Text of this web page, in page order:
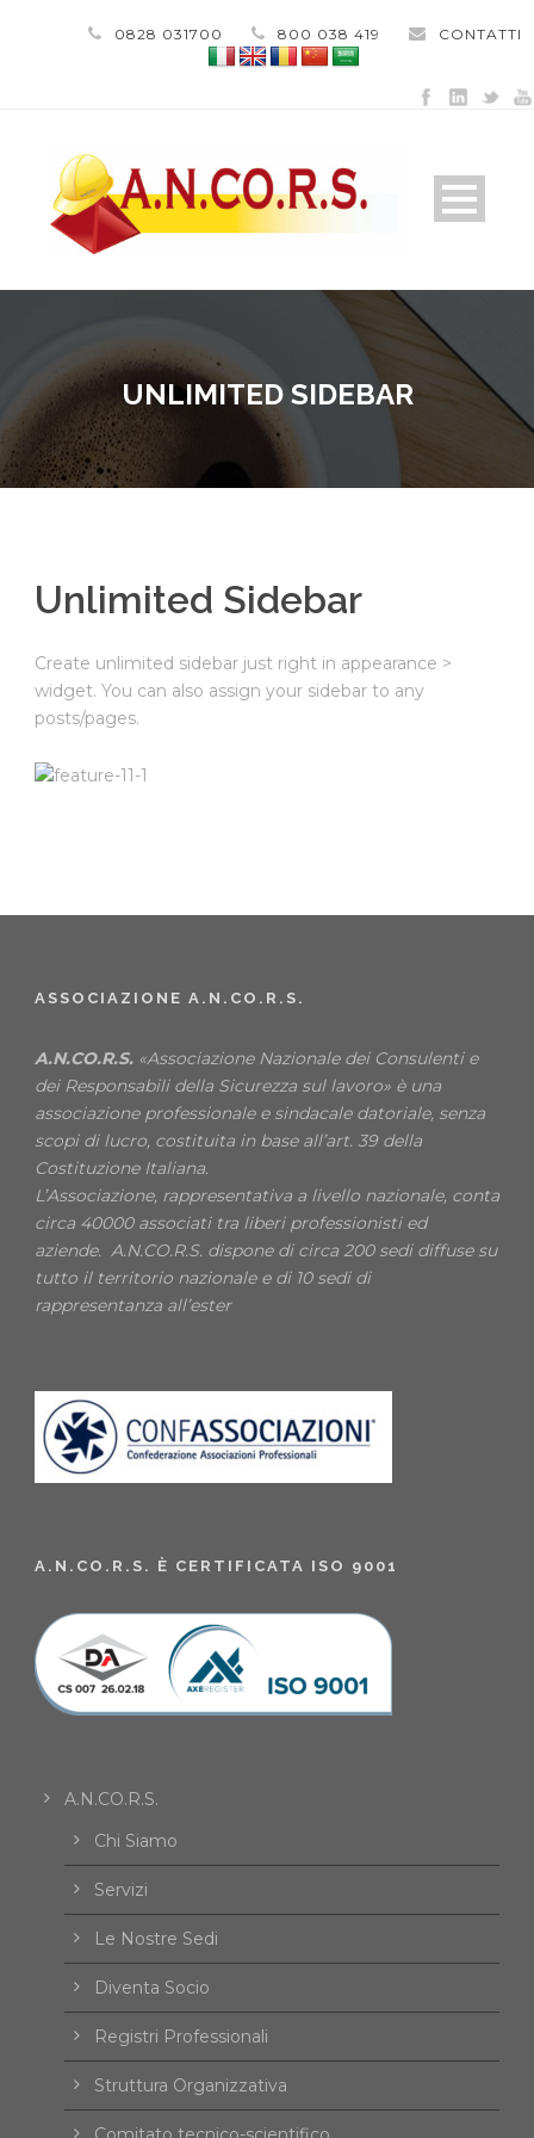
0828 031700 800 038 419 CONTATTI
UNLIMITED SIDEBAR
Unlimited Sidebar
Create unlimited sidebar just right in appearance >
widget. You can also assign your sidebar to any
posts/pages.
ASSOCIAZIONE A.N.CO.R.S.
A.N.CO.R.S. «Associazione Nazionale dei Consulenti e
dei Responsabili della Sicurezza sul lavoro» è una
associazione professionale e sindacale datoriale, senza
scopi di lucro, costituita in base all’art. 39 della
Costituzione Italiana.
L’Associazione, rappresentativa a livello nazionale, conta
circa 40000 associati tra liberi professionisti ed
aziende. A.N.CO.R.S. dispone di circa 200 sedi diffuse su
tutto il territorio nazionale e di 10 sedi di
rappresentanza all’ester
A.N.CO.R.S. È CERTIFICATA ISO 9001
A.N.CO.R.S.
Chi Siamo
Servizi
Le Nostre Sedi
Diventa Socio
Registri Professionali
Struttura Organizzativa